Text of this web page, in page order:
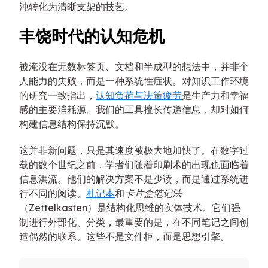
沌转化为清晰支架的技艺。
丰饶时代的认知危机
被淹没在无数标签页、文档和半成型的想法中，并非个
人能力的失败，而是一种系统性症状。对知识工作环境
的研究一致指出， 认知负荷与决策疲劳是生产力和幸福
感的主要消耗源。我们的工具擅长传递信息，却对如何
构建信息结构保持沉默。
这并非新问题，只是其速度被极大地加快了。在数字过
载的数个世纪之前，学者们随着印刷术的出现也面临着
信息洪流。他们的解决方案不是少读，而是通过系统进
行不同的阅读。 札记本和卡片盒笔记法
（Zettelkasten）是结构化思维的实体技术。它们强
制进行外部化、分类，最重要的是，在不同笔记之间创
造偶然的联系。这些不是文件柜，而是思想引擎。